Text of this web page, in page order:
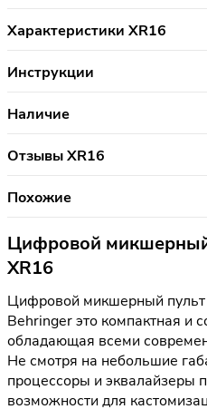
Характеристики XR16
Инструкции
Наличие
Отзывы XR16
Похожие
Цифровой
XR16
Цифровой микшерный пульт
Behringer это компактная и
обладающая всеми
Не смотря на небольшие
процессоры и эквалайзеры
возможности для